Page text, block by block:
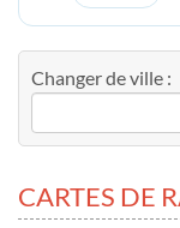
Changer de ville :
CARTES DE